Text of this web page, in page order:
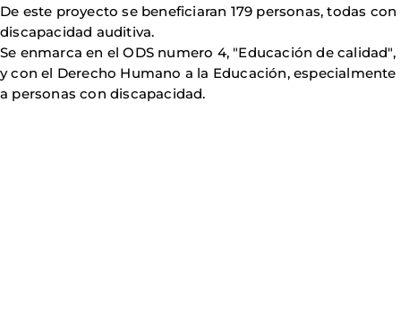
De este proyecto se beneficiaran 179 personas, todas con
discapacidad auditiva.
Se enmarca en el ODS numero 4, "Educación de calidad",
y con el Derecho Humano a la Educación, especialmente
a personas con discapacidad.